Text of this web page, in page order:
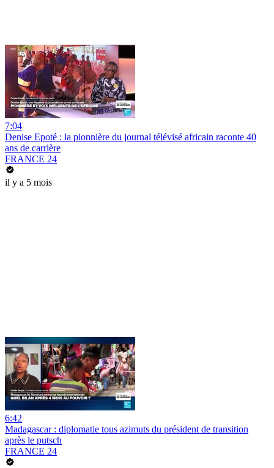
7:04
Denise Epoté : la pionnière du journal télévisé africain raconte 40
ans de carrière
FRANCE 24
il y a 5 mois
6:42
Madagascar : diplomatie tous azimuts du président de transition
après le putsch
FRANCE 24